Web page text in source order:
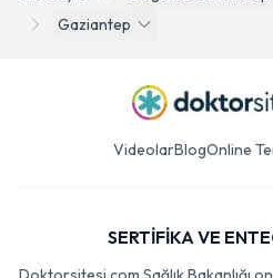
Gaziantep
VideolarBlogOnline
SERTİFİKA VE